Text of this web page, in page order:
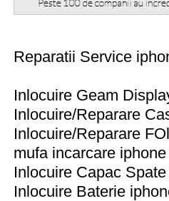
Reparatii Service
Inlocuire Geam
Inlocuire/Reparare
Inlocuire/Reparare
mufa incarcare
Inlocuire Capac
Inlocuire Baterie